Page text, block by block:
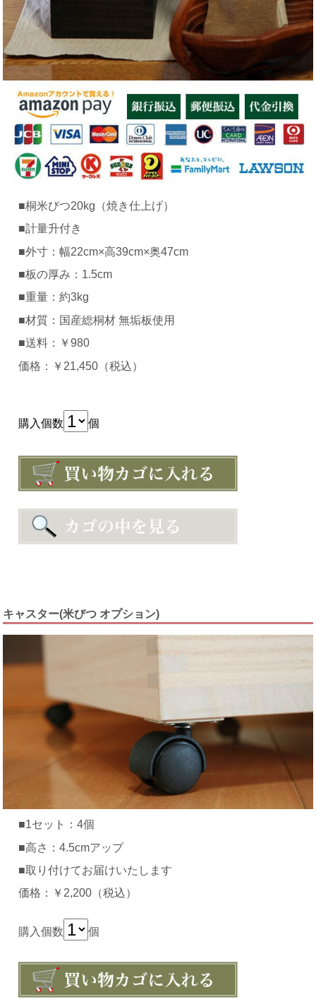
■桐米びつ20kg（焼き仕上げ）
■計量升付き
■外寸：幅22cm×高39cm×奥47cm
■板の厚み：1.5cm
■重量：約3kg
■材質：国産総桐材 無垢板使用
■送料：￥980
価格：￥21,450（税込）
購入個数 個
キャスター(米びつ オプション)
■1セット：4個
■高さ：4.5cmアップ
■取り付けてお届けいたします
価格：￥2,200（税込）
購入個数 個